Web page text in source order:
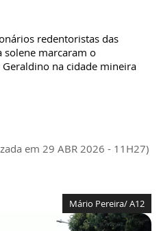
redentoristas das
solene marcaram o
na cidade mineira
em 29 ABR 2026 - 11H27)
Mário Pereira/ A12